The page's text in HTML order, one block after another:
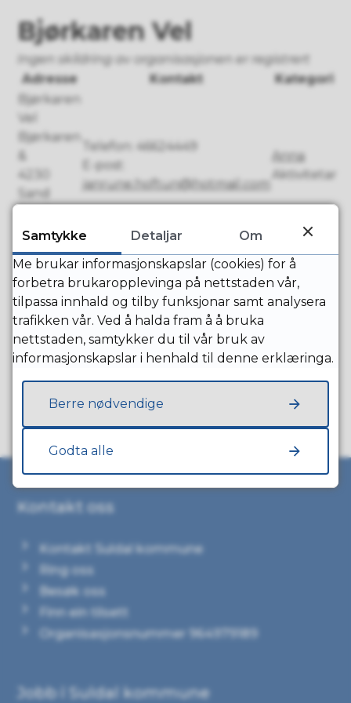
Bjørkaren Vel
Ingen skildring av organisasjonen er registrert
Adresse
Kontakt
Kategori
Bjørkaren
Vel
Bjørkaren
&
4230
Sand
Hoftun
Telefon:
46624449
E-post:
janrune.hoftun@hotmail.com
Anna
Aktivitetar
Kontaktpersonar
Jan Rune Hoftun
E-postjanrune.hoftun@hotmail.com
Fann du det du leita etter?
Ja
Kontakt oss
Kontakt Suldal kommune
Ring oss
Besøk oss
Finn ein tilsett
Organisasjonsnummer 964979189
Jobb i Suldal kommune
Samtykke Detaljar
Om
Me brukar informasjonskapslar (cookies) for å
forbetra brukaropplevinga på nettstaden vår,
tilpassa innhald og tilby funksjonar samt analysera
trafikken vår. Ved å halda fram å å bruka
nettstaden, samtykker du til vår bruk av
informasjonskapslar i henhald til denne erklæringa.
Berre nødvendige
Godta alle